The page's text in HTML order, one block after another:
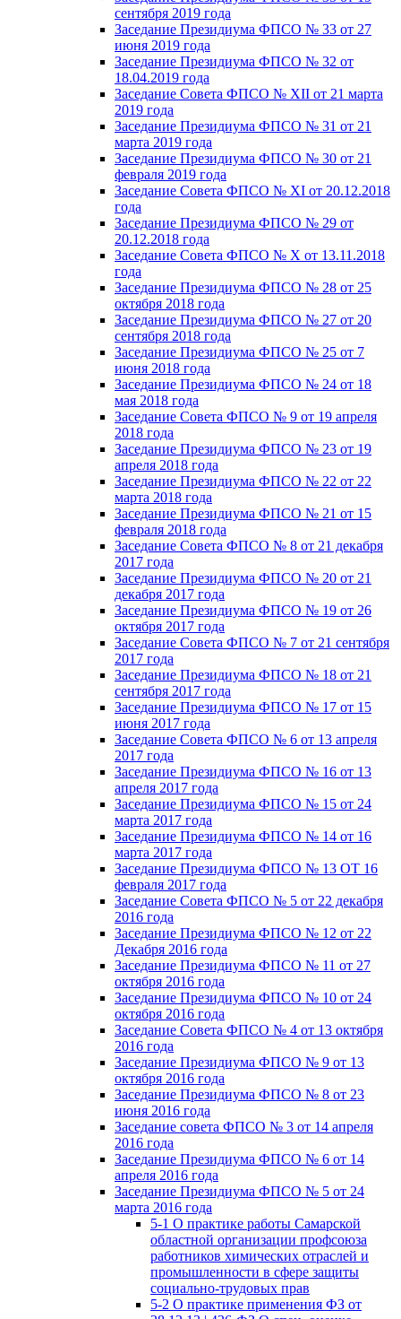
сентября 2019 года
Заседание Президиума ФПСО № 33 от 27
июня 2019 года
Заседание Президиума ФПСО № 32 от
18.04.2019 года
Заседание Совета ФПСО № XII от 21 марта
2019 года
Заседание Президиума ФПСО № 31 от 21
марта 2019 года
Заседание Президиума ФПСО № 30 от 21
февраля 2019 года
Заседание Совета ФПСО № XI от 20.12.2018
года
Заседание Президиума ФПСО № 29 от
20.12.2018 года
Заседание Совета ФПСО № X от 13.11.2018
года
Заседание Президиума ФПСО № 28 от 25
октября 2018 года
Заседание Президиума ФПСО № 27 от 20
сентября 2018 года
Заседание Президиума ФПСО № 25 от 7
июня 2018 года
Заседание Президиума ФПСО № 24 от 18
мая 2018 года
Заседание Совета ФПСО № 9 от 19 апреля
2018 года
Заседание Президиума ФПСО № 23 от 19
апреля 2018 года
Заседание Президиума ФПСО № 22 от 22
марта 2018 года
Заседание Президиума ФПСО № 21 от 15
февраля 2018 года
Заседание Совета ФПСО № 8 от 21 декабря
2017 года
Заседание Президиума ФПСО № 20 от 21
декабря 2017 года
Заседание Президиума ФПСО № 19 от 26
октября 2017 года
Заседание Совета ФПСО № 7 от 21 сентября
2017 года
Заседание Президиума ФПСО № 18 от 21
сентября 2017 года
Заседание Президиума ФПСО № 17 от 15
июня 2017 года
Заседание Совета ФПСО № 6 от 13 апреля
2017 года
Заседание Президиума ФПСО № 16 от 13
апреля 2017 года
Заседание Президиума ФПСО № 15 от 24
марта 2017 года
Заседание Президиума ФПСО № 14 от 16
марта 2017 года
Заседание Президиума ФПСО № 13 ОТ 16
февраля 2017 года
Заседание Совета ФПСО № 5 от 22 декабря
2016 года
Заседание Президиума ФПСО № 12 от 22
Декабря 2016 года
Заседание Президиума ФПСО № 11 от 27
октября 2016 года
Заседание Президиума ФПСО № 10 от 24
октября 2016 года
Заседание Совета ФПСО № 4 от 13 октября
2016 года
Заседание Президиума ФПСО № 9 от 13
октября 2016 года
Заседание Президиума ФПСО № 8 от 23
июня 2016 года
Заседание совета ФПСО № 3 от 14 апреля
2016 года
Заседание Президиума ФПСО № 6 от 14
апреля 2016 года
Заседание Президиума ФПСО № 5 от 24
марта 2016 года
5-1 О практике работы Самарской
областной организации профсоюза
работников химических отраслей и
промышленности в сфере защиты
социально-трудовых прав
5-2 О практике применения ФЗ от